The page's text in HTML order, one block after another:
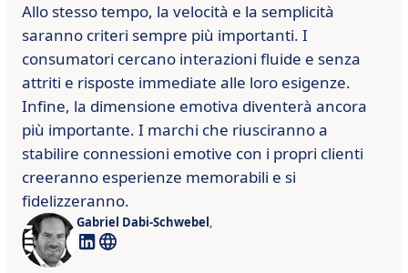
Allo stesso tempo, la velocità e la semplicità
saranno criteri sempre più importanti. I
consumatori cercano interazioni fluide e senza
attriti e risposte immediate alle loro esigenze.
Infine, la dimensione emotiva diventerà ancora
più importante. I marchi che riusciranno a
stabilire connessioni emotive con i propri clienti
creeranno esperienze memorabili e si
fidelizzeranno.
Gabriel Dabi-Schwebel,